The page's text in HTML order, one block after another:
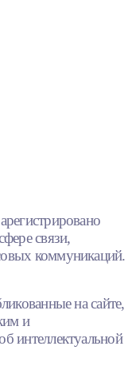
связи,
коммуникаций.
на сайте,
и
интеллектуальной